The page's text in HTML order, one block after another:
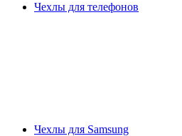
Чехлы для телефонов
Чехлы для Samsung